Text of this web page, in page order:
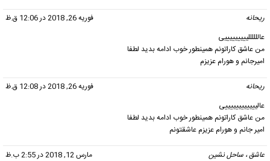
ریحانه
فوریه 26, 2018 در 12:06 ق.ظ
عاللللللیییییییییی
من عاشق کاراتونم همینطور خوب ادامه بدید لطفا
امیرجانم و هورام عزیزم
ریحانه
فوریه 26, 2018 در 12:08 ق.ظ
عالییییییییییییی
من عاشق کاراتونم همینطور خوب ادامه بدید لطفا
امیر جانم و هورام عزیزم عاشقتونم
عاشق ، ساحل نشین
مارس 12, 2018 در 2:55 ب.ظ